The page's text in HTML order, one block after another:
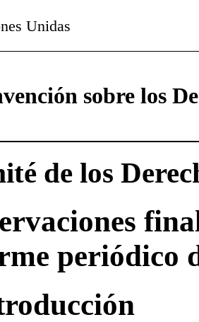
Unidas
sobre los
de los
periódico